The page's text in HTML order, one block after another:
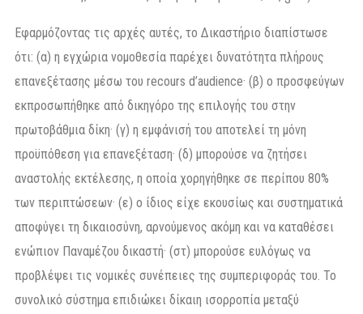
Εφαρμόζοντας τις αρχές αυτές, το Δικαστήριο διαπίστωσε
ότι: (α) η εγχώρια νομοθεσία παρέχει δυνατότητα πλήρους
επανεξέτασης μέσω του recours d’audience· (β) ο προσφεύγων
εκπροσωπήθηκε από δικηγόρο της επιλογής του στην
πρωτοβάθμια δίκη· (γ) η εμφάνισή του αποτελεί τη μόνη
προϋπόθεση για επανεξέταση· (δ) μπορούσε να ζητήσει
αναστολής εκτέλεσης, η οποία χορηγήθηκε σε περίπου 80%
των περιπτώσεων· (ε) ο ίδιος είχε εκουσίως και συστηματικά
αποφύγει τη δικαιοσύνη, αρνούμενος ακόμη και να καταθέσει
ενώπιον Παναμέζου δικαστή· (στ) μπορούσε ευλόγως να
προβλέψει τις νομικές συνέπειες της συμπεριφοράς του. Το
συνολικό σύστημα επιδιώκει δίκαιη ισορροπία μεταξύ